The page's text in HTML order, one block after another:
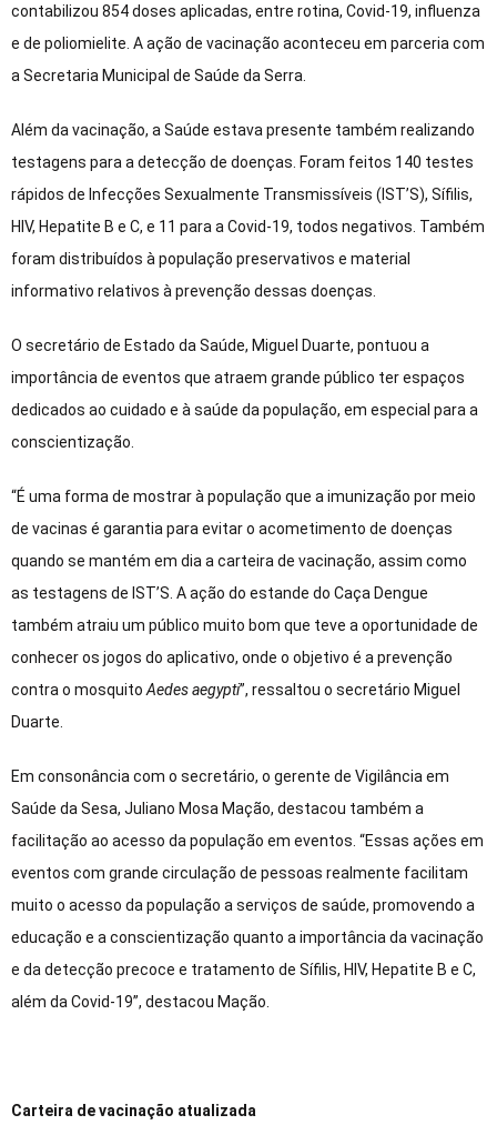
contabilizou 854 doses aplicadas, entre rotina, Covid-19, influenza
e de poliomielite. A ação de vacinação aconteceu em parceria com
a Secretaria Municipal de Saúde da Serra.
Além da vacinação, a Saúde estava presente também realizando
testagens para a detecção de doenças. Foram feitos 140 testes
rápidos de Infecções Sexualmente Transmissíveis (IST’S), Sífilis,
HIV, Hepatite B e C, e 11 para a Covid-19, todos negativos. Também
foram distribuídos à população preservativos e material
informativo relativos à prevenção dessas doenças.
O secretário de Estado da Saúde, Miguel Duarte, pontuou a
importância de eventos que atraem grande público ter espaços
dedicados ao cuidado e à saúde da população, em especial para a
conscientização.
“É uma forma de mostrar à população que a imunização por meio
de vacinas é garantia para evitar o acometimento de doenças
quando se mantém em dia a carteira de vacinação, assim como
as testagens de IST’S. A ação do estande do Caça Dengue
também atraiu um público muito bom que teve a oportunidade de
conhecer os jogos do aplicativo, onde o objetivo é a prevenção
contra o mosquito Aedes aegypti”, ressaltou o secretário Miguel
Duarte.
Em consonância com o secretário, o gerente de Vigilância em
Saúde da Sesa, Juliano Mosa Mação, destacou também a
facilitação ao acesso da população em eventos. “Essas ações em
eventos com grande circulação de pessoas realmente facilitam
muito o acesso da população a serviços de saúde, promovendo a
educação e a conscientização quanto a importância da vacinação
e da detecção precoce e tratamento de Sífilis, HIV, Hepatite B e C,
além da Covid-19”, destacou Mação.
Carteira de vacinação atualizada